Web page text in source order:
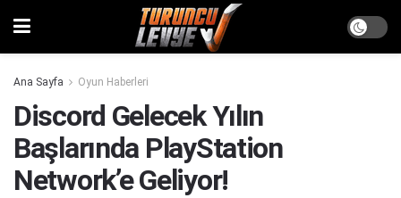
Ana Sayfa Oyun Haberleri
Discord Gelecek Yılın
Başlarında PlayStation
Network’e Geliyor!